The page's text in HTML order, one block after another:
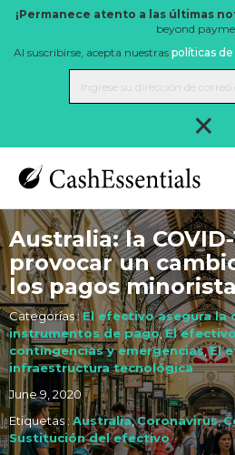
¡Permanece atento a las últimas
beyond
Al suscribirse, acepta nuestras políticas
×
Australia: la
provocar un
los pagos
Categorías :El efectivo asegura la
instrumentos de pago,El
contingencias y emergencias,El
infraestructura tecnológica
June 9, 2020
Etiquetas : Australia,Coronavirus,
Sustitución del efectivo